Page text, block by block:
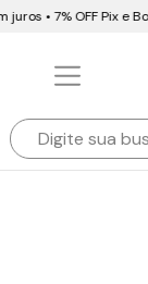
• 7% OFF Pix e